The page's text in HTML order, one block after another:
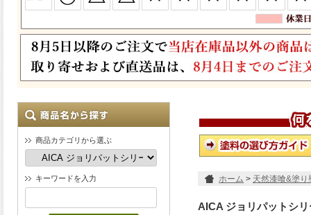
商品カテゴリから選ぶ
キーワードを入力 ホーム > 天然漆喰&塗り
AICA ジョリパットシリ